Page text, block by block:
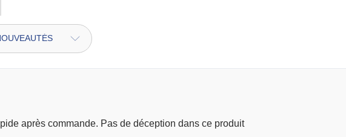
après commande. Pas de déception dans ce produit